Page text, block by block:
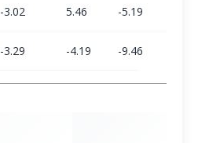
-3.02 5.46 -5.19
-3.29 -4.19 -9.46